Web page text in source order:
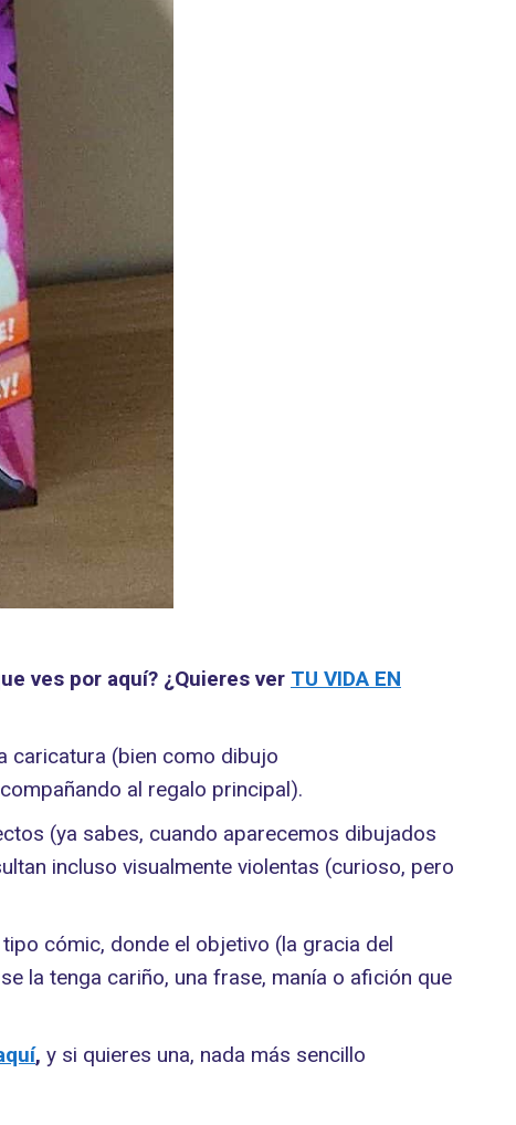
ves por aquí? ¿Quieres ver TU VIDA EN
caricatura (bien como dibujo
al regalo principal).
(ya sabes, cuando aparecemos dibujados
incluso visualmente violentas (curioso, pero
cómic, donde el objetivo (la gracia del
la tenga cariño, una frase, manía o afición que
, y si quieres una, nada más sencillo